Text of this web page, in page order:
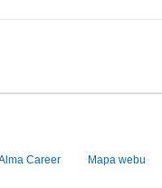
Career Mapa webu